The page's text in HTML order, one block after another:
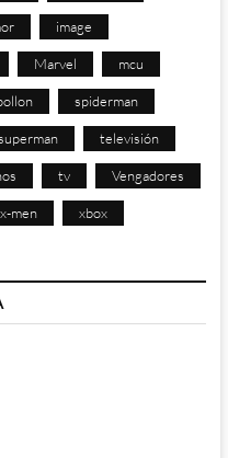
image
Marvel mcu
spiderman
televisión
tv Vengadores
x-men xbox